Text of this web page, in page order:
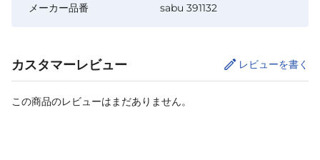
メーカー品番
sabu 391132
カスタマーレビュー レビューを書く
この商品のレビューはまだありません。